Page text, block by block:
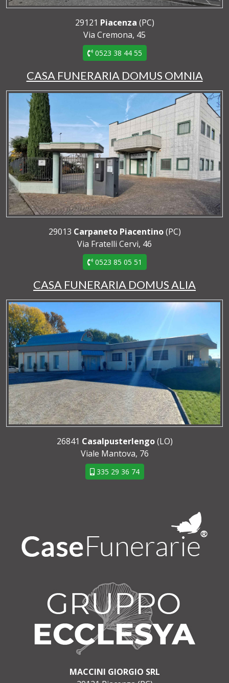
29121 Piacenza (PC)
Via Cremona, 45
0523 38 44 55
CASA FUNERARIA DOMUS OMNIA
29013 Carpaneto Piacentino(PC)
Via Fratelli Cervi, 46
0523 85 05 51
CASA FUNERARIA DOMUS ALIA
26841 Casalpusterlengo(LO)
Viale Mantova, 76
335 29 36 74
MACCINI GIORGIO SRL